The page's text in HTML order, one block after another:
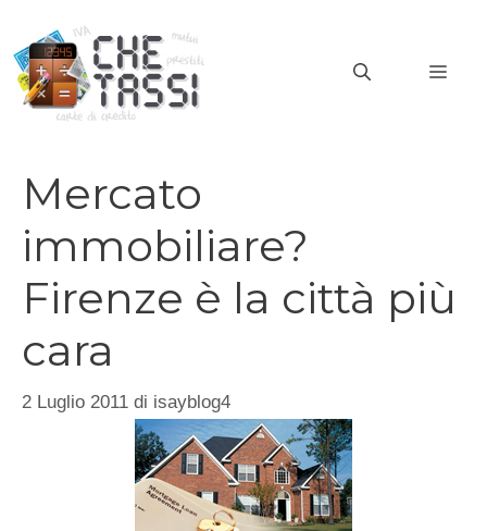
contenuto
Mercato
immobiliare?
Firenze è la città più
cara
2 Luglio 2011 di isayblog4